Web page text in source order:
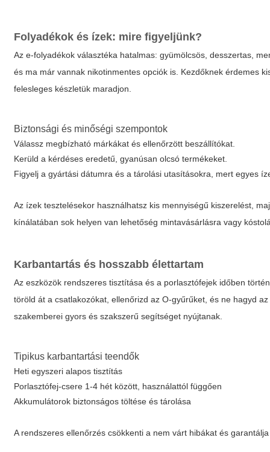
Folyadékok és ízek: mire figyeljünk?
Az e-folyadékok választéka hatalmas: gyümölcsös, desszertas,
és ma már vannak nikotinmentes opciók is. Kezdőknek érdemes
felesleges készletük maradjon.
Biztonsági és minőségi szempontok
Válassz megbízható márkákat és ellenőrzött beszállítókat.
Kerüld a kérdéses eredetű, gyanúsan olcsó termékeket.
Figyelj a gyártási dátumra és a tárolási utasításokra, mert egyes
Az ízek tesztelésekor használhatsz kis mennyiségű kiszerelést,
kínálatában sok helyen van lehetőség mintavásárlásra vagy
Karbantartás és hosszabb élettartam
Az eszközök rendszeres tisztítása és a porlasztófejek időben
töröld át a csatlakozókat, ellenőrizd az O-gyűrűket, és ne hagyd
szakemberei gyors és szakszerű segítséget nyújtanak.
Tipikus karbantartási teendők
Heti egyszeri alapos tisztítás
Porlasztófej-csere 1-4 hét között, használattól függően
Akkumulátorok biztonságos töltése és tárolása
A rendszeres ellenőrzés csökkenti a nem várt hibákat és